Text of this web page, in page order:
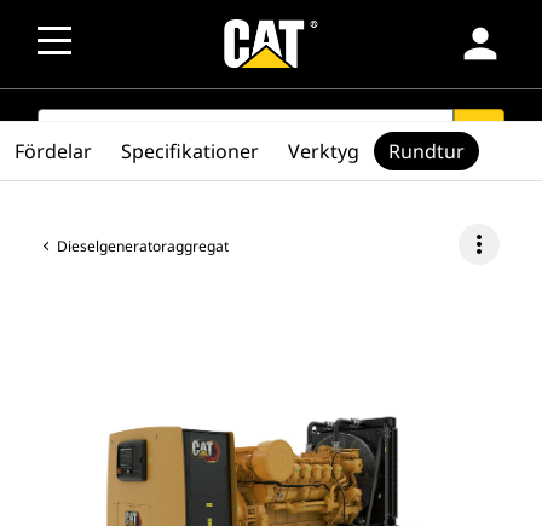
person
SEARCH search
Dieselgeneratoraggregat more_vert
Fördelar Specifikationer Verktyg Rundtur